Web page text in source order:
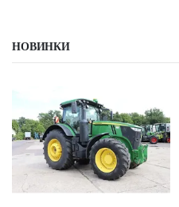
НОВИНКИ